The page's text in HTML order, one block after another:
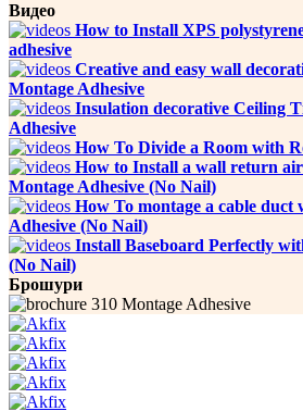
Видео
How to Install XPS
adhesive
Creative and easy wall
Montage Adhesive
Insulation decorative Ceiling
Adhesive
How To Divide a Room with
How to Install a wall return
Montage Adhesive (No Nail)
How To montage a cable
Adhesive (No Nail)
Install Baseboard Perfectly
(No Nail)
Брошури
310 Montage Adhesive